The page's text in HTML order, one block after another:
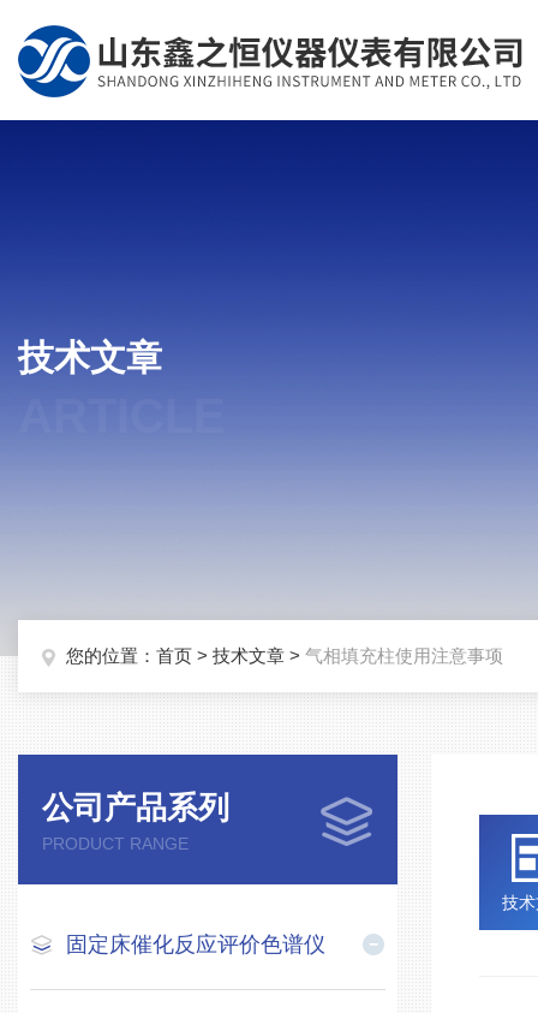
技术文章
您的位置： 首页 > 技术文章 > 气相填充柱使用注意事项
公司产品系列
PRODUCT RANGE
固定床催化反应评价色谱仪
技